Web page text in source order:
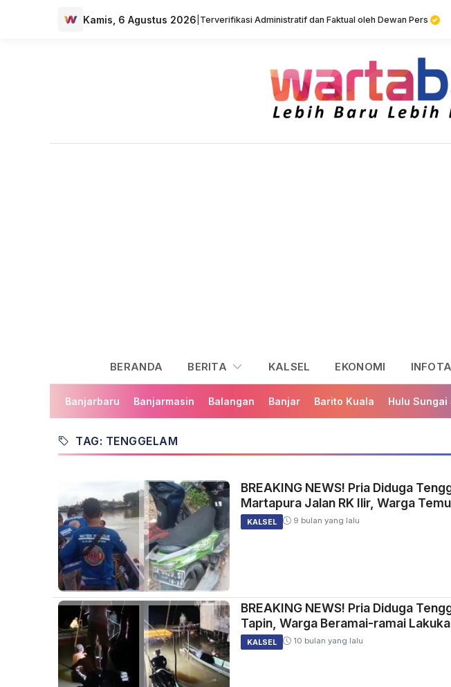
Kamis, 6 Agustus 2026 Terverifikasi Administratif dan Faktual oleh Dewan Pers
BERANDA BERITA KALSEL EKONOMI
Banjarbaru Banjarmasin Balangan Banjar Barito Kuala Hulu Sungai
TAG: TENGGELAM
BREAKING NEWS! Pria Diduga
Martapura Jalan RK Ilir, Warga
KALSEL 9 bulan yang lalu
BREAKING NEWS! Pria Diduga
Tapin, Warga Beramai-ramai
KALSEL 10 bulan yang lalu